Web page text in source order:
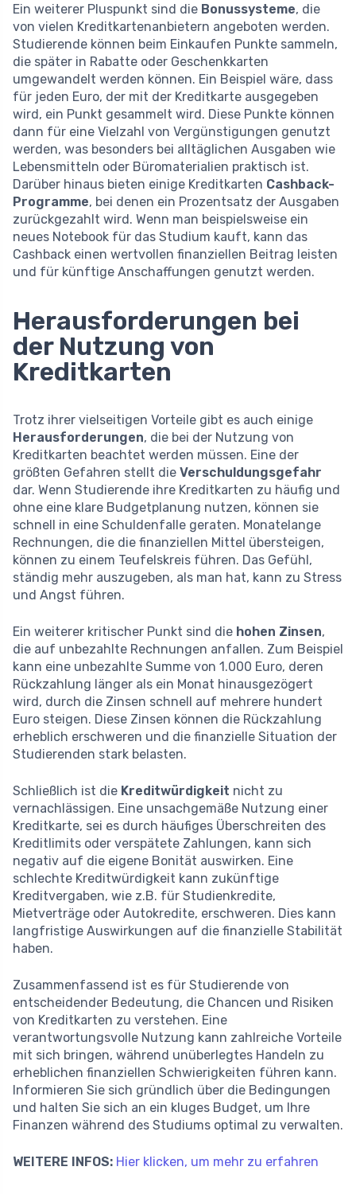
Ein weiterer Pluspunkt sind die Bonussysteme, die
von vielen Kreditkartenanbietern angeboten werden.
Studierende können beim Einkaufen Punkte sammeln,
die später in Rabatte oder Geschenkkarten
umgewandelt werden können. Ein Beispiel wäre, dass
für jeden Euro, der mit der Kreditkarte ausgegeben
wird, ein Punkt gesammelt wird. Diese Punkte können
dann für eine Vielzahl von Vergünstigungen genutzt
werden, was besonders bei alltäglichen Ausgaben wie
Lebensmitteln oder Büromaterialien praktisch ist.
Darüber hinaus bieten einige Kreditkarten Cashback-
Programme, bei denen ein Prozentsatz der Ausgaben
zurückgezahlt wird. Wenn man beispielsweise ein
neues Notebook für das Studium kauft, kann das
Cashback einen wertvollen finanziellen Beitrag leisten
und für künftige Anschaffungen genutzt werden.
Herausforderungen bei
der Nutzung von
Kreditkarten
Trotz ihrer vielseitigen Vorteile gibt es auch einige
Herausforderungen, die bei der Nutzung von
Kreditkarten beachtet werden müssen. Eine der
größten Gefahren stellt die Verschuldungsgefahr
dar. Wenn Studierende ihre Kreditkarten zu häufig und
ohne eine klare Budgetplanung nutzen, können sie
schnell in eine Schuldenfalle geraten. Monatelange
Rechnungen, die die finanziellen Mittel übersteigen,
können zu einem Teufelskreis führen. Das Gefühl,
ständig mehr auszugeben, als man hat, kann zu Stress
und Angst führen.
Ein weiterer kritischer Punkt sind die hohen Zinsen,
die auf unbezahlte Rechnungen anfallen. Zum Beispiel
kann eine unbezahlte Summe von 1.000 Euro, deren
Rückzahlung länger als ein Monat hinausgezögert
wird, durch die Zinsen schnell auf mehrere hundert
Euro steigen. Diese Zinsen können die Rückzahlung
erheblich erschweren und die finanzielle Situation der
Studierenden stark belasten.
Schließlich ist die Kreditwürdigkeit nicht zu
vernachlässigen. Eine unsachgemäße Nutzung einer
Kreditkarte, sei es durch häufiges Überschreiten des
Kreditlimits oder verspätete Zahlungen, kann sich
negativ auf die eigene Bonität auswirken. Eine
schlechte Kreditwürdigkeit kann zukünftige
Kreditvergaben, wie z.B. für Studienkredite,
Mietverträge oder Autokredite, erschweren. Dies kann
langfristige Auswirkungen auf die finanzielle Stabilität
haben.
Zusammenfassend ist es für Studierende von
entscheidender Bedeutung, die Chancen und Risiken
von Kreditkarten zu verstehen. Eine
verantwortungsvolle Nutzung kann zahlreiche Vorteile
mit sich bringen, während unüberlegtes Handeln zu
erheblichen finanziellen Schwierigkeiten führen kann.
Informieren Sie sich gründlich über die Bedingungen
und halten Sie sich an ein kluges Budget, um Ihre
Finanzen während des Studiums optimal zu verwalten.
WEITERE INFOS: Hier klicken, um mehr zu erfahren